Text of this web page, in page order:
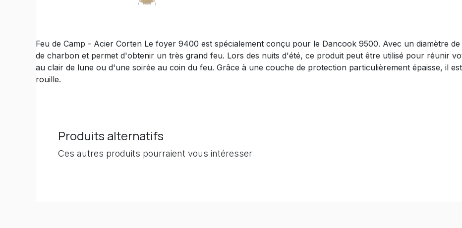
Feu de Camp - Acier Corten Le foyer 9400 est spécialement conçu pour le Dancook 9500. Avec un diamètre
de charbon et permet d'obtenir un très grand feu. Lors des nuits d'été, ce produit peut être utilisé pour réunir
au clair de lune ou d'une soirée au coin du feu. Grâce à une couche de protection particulièrement épaisse, il
rouille.
Produits alternatifs
Ces autres produits pourraient vous intéresser